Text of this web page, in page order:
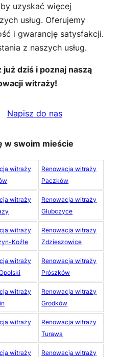
uzyskać więcej
usług. Oferujemy
i gwarancję satysfakcji.
z naszych usług.
dziś i poznaj naszą
witraży!
Napisz do nas
w swoim mieście
witraży
Renowacja witraży
Paczków
witraży
Renowacja witraży
Głubczyce
witraży
Koźle
Renowacja witraży
Zdzieszowice
witraży
Renowacja witraży
Prószków
witraży
Renowacja witraży
Grodków
witraży
Renowacja witraży
Turawa
witraży
Renowacja witraży